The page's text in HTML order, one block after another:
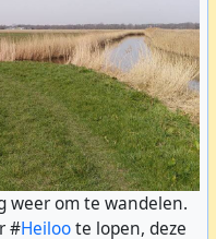
weer om te wandelen.
#Heiloote lopen, deze